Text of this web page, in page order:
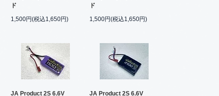
ド
1,500円(税込1,650円)
ド
1,500円(税込1,650円)
JA Product 2S 6.6V
JA Product 2S 6.6V